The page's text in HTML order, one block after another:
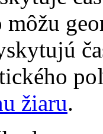
môžu
žiaru.